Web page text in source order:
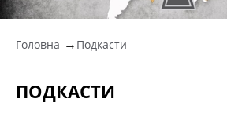
Головна Подкасти
ПОДКАСТИ